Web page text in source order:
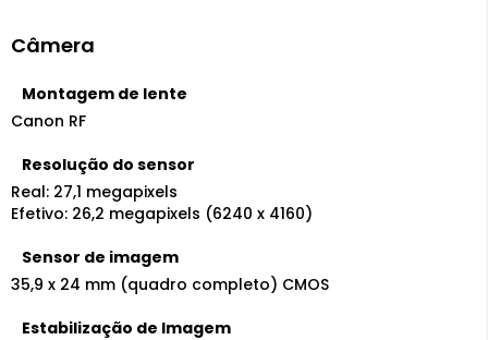
Câmera
Montagem de lente
Canon RF
Resolução do sensor
Real: 27,1 megapixels
Efetivo: 26,2 megapixels (6240 x 4160)
Sensor de imagem
35,9 x 24 mm (quadro completo) CMOS
Estabilização de Imagem